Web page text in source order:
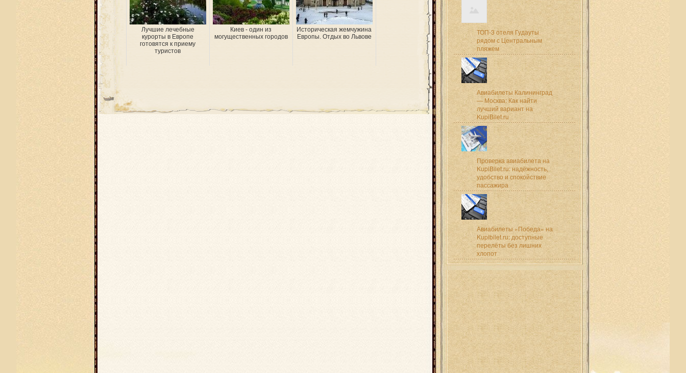
Лучшие лечебные
курорты в Европе
готовятся к приему
туристов
Киев - один из
могущественных городов
Историческая жемчужина
Европы. Отдых во Львове
ТОП-3 отеля Гудауты
рядом с Центральным
пляжем
Авиабилеты Калининград
— Москва: Как найти
лучший вариант на
KupiBilet.ru
Проверка авиабилета на
KupiBilet.ru: надёжность,
удобство и спокойствие
пассажира
Авиабилеты «Победа» на
Kupibilet.ru: доступные
перелёты без лишних
хлопот